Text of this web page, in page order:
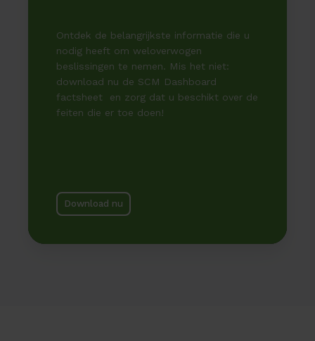
Ontdek de belangrijkste informatie die u
nodig heeft om weloverwogen
beslissingen te nemen. Mis het niet:
download nu de SCM Dashboard
factsheet en zorg dat u beschikt over de
feiten die er toe doen!
Download nu